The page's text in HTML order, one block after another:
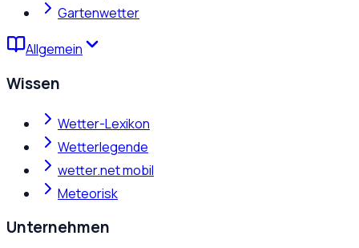
Gartenwetter
Allgemein
Wissen
Wetter-Lexikon
Wetterlegende
wetter.net mobil
Meteorisk
Unternehmen